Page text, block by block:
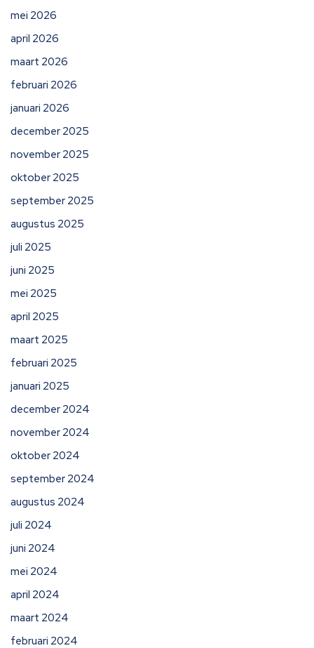
mei 2026
april 2026
maart 2026
februari 2026
januari 2026
december 2025
november 2025
oktober 2025
september 2025
augustus 2025
juli 2025
juni 2025
mei 2025
april 2025
maart 2025
februari 2025
januari 2025
december 2024
november 2024
oktober 2024
september 2024
augustus 2024
juli 2024
juni 2024
mei 2024
april 2024
maart 2024
februari 2024